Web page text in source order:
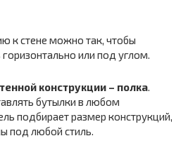
к стене можно так, чтобы
или под углом.
конструкции – полка.
бутылки в любом
подбирает размер конструкций,
под любой стиль.